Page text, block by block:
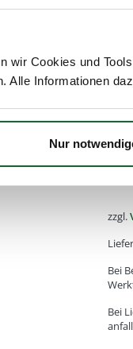
wir Cookies und
Alle Informationen
Nur
zzgl.
Bei
Bei